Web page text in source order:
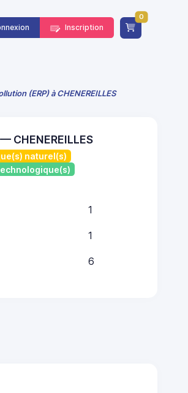
Inscription
0
(ERP) à CHENEREILLES
CHENEREILLES
naturel(s)
1
1
6